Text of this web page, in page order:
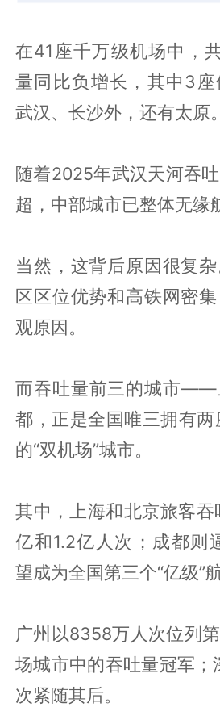
在41座千万级机场中，
量同比负增长，其中3
武汉、长沙外，还有太原。
随着2025年武汉天河吞
超，中部城市已整体无缘
当然，这背后原因很复
区区位优势和高铁网密
观原因。
而吞吐量前三的城市——
都，正是全国唯三拥有
的“双机场”城市。
其中，上海和北京旅客吞
亿和1.2亿人次；成都则
望成为全国第三个“亿级”
广州以8358万人次位列
场城市中的吞吐量冠军；
次紧随其后。